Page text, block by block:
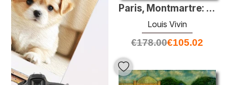
können. Mit einem Ölgemälde von Louis Vivin bringen Sie
nicht nur Kunst in Ihr Zuhause, sondern einen Hauch von
zeitloser Eleganz und eine persönliche Note. Lassen Sie
sich von der Magie seiner Werke verzaubern und verleihen
Sie Ihrem Raum einen einzigartigen Charakter.
Paris, Montmartre: Cirque Medrano
Louis Vivin
€178.00€105.02